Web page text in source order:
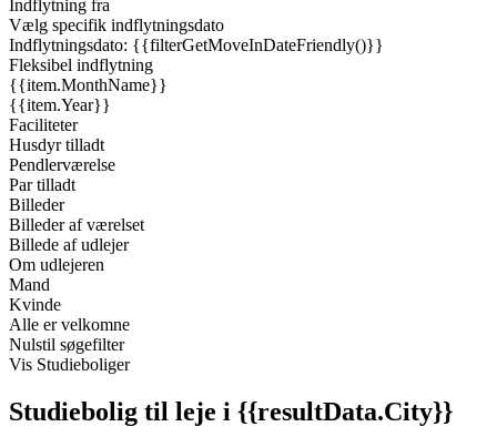
Indflytning fra
Vælg specifik indflytningsdato
Indflytningsdato: {{filterGetMoveInDateFriendly()}}
Fleksibel indflytning
{{item.MonthName}}
{{item.Year}}
Faciliteter
Husdyr tilladt
Pendlerværelse
Par tilladt
Billeder
Billeder af værelset
Billede af udlejer
Om udlejeren
Mand
Kvinde
Alle er velkomne
Nulstil søgefilter
Vis Studieboliger
Studiebolig til leje i {{resultData.City}}